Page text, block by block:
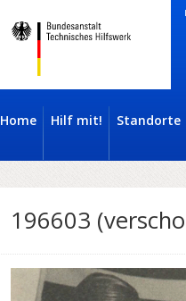
Home Hilf mit! Standorte
196603